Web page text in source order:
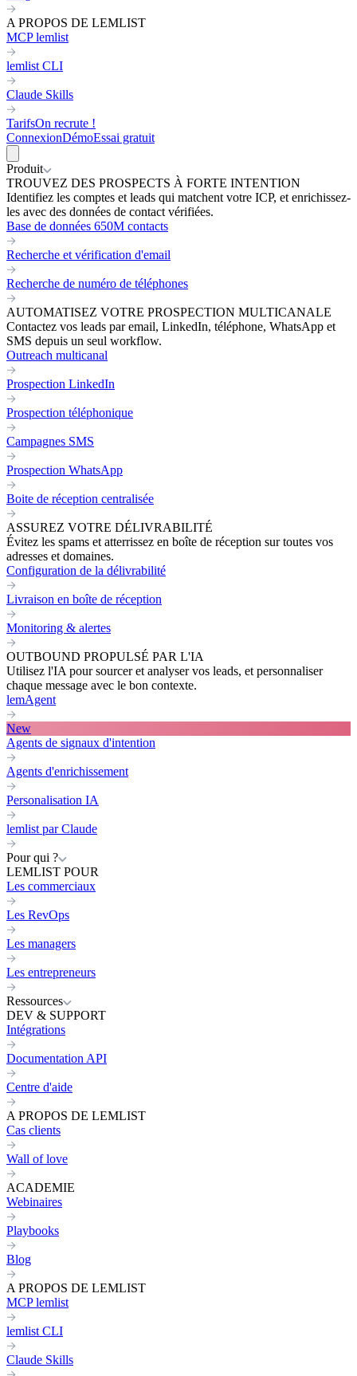
A PROPOS DE LEMLIST
MCP lemlist
lemlist CLI
Claude Skills
TarifsOn recrute !
ConnexionDémoEssai gratuit
Produit
TROUVEZ DES PROSPECTS À FORTE INTENTION
Identifiez les comptes et leads qui matchent votre ICP, et enrichissez-
les avec des données de contact vérifiées.
Base de données 650M contacts
Recherche et vérification d'email
Recherche de numéro de téléphones
AUTOMATISEZ VOTRE PROSPECTION MULTICANALE
Contactez vos leads par email, LinkedIn, téléphone, WhatsApp et
SMS depuis un seul workflow.
Outreach multicanal
Prospection LinkedIn
Prospection téléphonique
Campagnes SMS
Prospection WhatsApp
Boite de réception centralisée
ASSUREZ VOTRE DÉLIVRABILITÉ
Évitez les spams et atterrissez en boîte de réception sur toutes vos
adresses et domaines.
Configuration de la délivrabilité
Livraison en boîte de réception
Monitoring & alertes
OUTBOUND PROPULSÉ PAR L'IA
Utilisez l'IA pour sourcer et analyser vos leads, et personnaliser
chaque message avec le bon contexte.
lemAgent
New
Agents de signaux d'intention
Agents d'enrichissement
Personalisation IA
lemlist par Claude
Pour qui ?
LEMLIST POUR
Les commerciaux
Les RevOps
Les managers
Les entrepreneurs
Ressources
DEV & SUPPORT
Intégrations
Documentation API
Centre d'aide
A PROPOS DE LEMLIST
Cas clients
Wall of love
ACADEMIE
Webinaires
Playbooks
Blog
A PROPOS DE LEMLIST
MCP lemlist
lemlist CLI
Claude Skills